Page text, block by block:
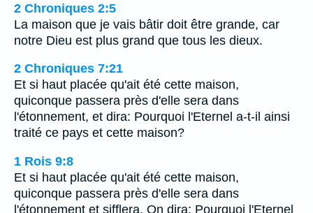
2 Chroniques 2:5
La maison que je vais bâtir doit être grande, car
notre Dieu est plus grand que tous les dieux.
2 Chroniques 7:21
Et si haut placée qu'ait été cette maison,
quiconque passera près d'elle sera dans
l'étonnement, et dira: Pourquoi l'Eternel a-t-il ainsi
traité ce pays et cette maison?
1 Rois 9:8
Et si haut placée qu'ait été cette maison,
quiconque passera près d'elle sera dans
l'étonnement et sifflera. On dira: Pourquoi l'Eternel